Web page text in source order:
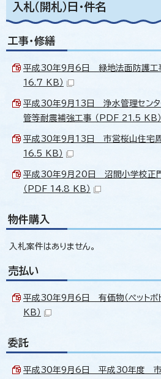
入札（開札）日・件名
工事・修繕
平成30年9月6日 緑地法面防護工事
16.7 KB）
平成30年9月13日 浄水管理センター
管等耐震補強工事 （PDF 21.5 KB）
平成30年9月13日 市営桜山住宅
16.5 KB）
平成30年9月20日 沼間小学校正門
（PDF 14.8 KB）
物件購入
入札案件はありません。
売払い
平成30年9月6日 有価物（ペットボ
KB）
委託
平成30年9月6日 平成30年度 市